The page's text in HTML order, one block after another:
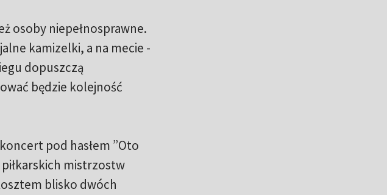
osoby niepełnosprawne.
kamizelki, a na mecie -
dopuszczą
będzie kolejność
pod hasłem ”Oto
mistrzostw
blisko dwóch